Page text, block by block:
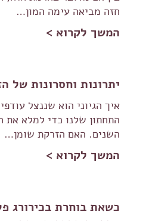
חזה מביאה עימה המון…
המשך לקרוא >
יתרונות וחסרונות של
איך הגיוני הוא שננצל
התחתון שלנו כדי למלא את
השנים. האם הזרקת שומן…
המשך לקרוא >
כשאת בוחרת בכירורג